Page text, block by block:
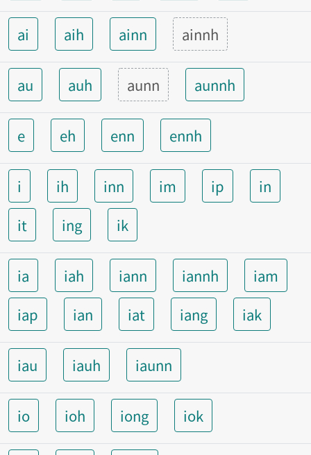
ai aih ainn ainnh
au auh aunn aunnh
e eh enn ennh
i ih inn im ip
in
it
ing ik
ia iah iann iannh
iam
iap
ian iat iang iak
iau iauh iaunn
io ioh iong iok